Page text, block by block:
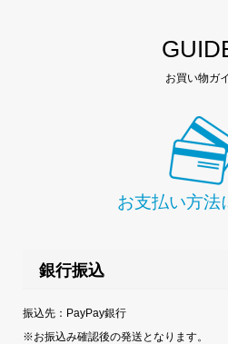
お買い物ガ
お支払い方法
銀行振込
振込先：PayPay銀行
※お振込み確認後の発送となります。